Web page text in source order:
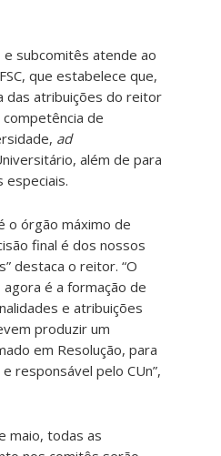
subcomitês atende ao
que estabelece que,
das atribuições do reitor
de
ad
além de para
especiais.
o órgão máximo de
final é dos nossos
destaca o reitor. “O
é a formação de
e atribuições
produzir um
em Resolução, para
responsável pelo CUn”,
maio, todas as